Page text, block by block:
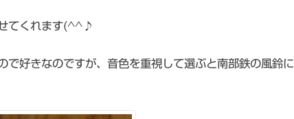
てくれます(^^♪
で好きなのですが、音色を重視して選ぶと南部鉄の風鈴に